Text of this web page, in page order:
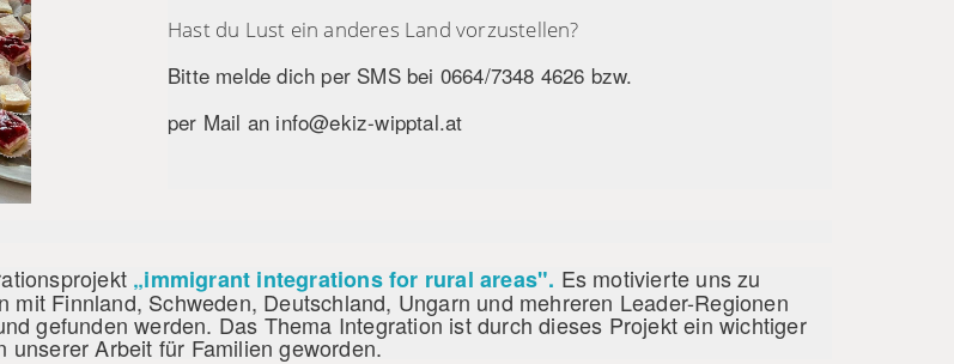
Hast du Lust ein anderes Land vorzustellen?
Bitte melde dich per SMS bei 0664/7348 4626 bzw.
per Mail an info@ekiz-wipptal.at
„immigrant integrations for rural areas". Es motivierte uns zu
Finnland, Schweden, Deutschland, Ungarn und mehreren Leader-Regionen
gefunden werden. Das Thema Integration ist durch dieses Projekt ein wichtiger
unserer Arbeit für Familien geworden.